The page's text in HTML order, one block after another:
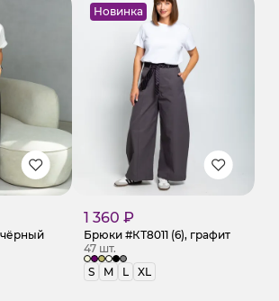
Новинка
1 360 ₽
Брюки #КТ8011 (6), графит
47 шт.
S
M L XL